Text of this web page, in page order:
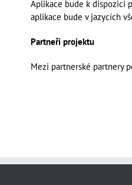
Aplikace bude k dispozici
aplikace bude v jazycích
Partneři projektu
Mezi partnerské partnery